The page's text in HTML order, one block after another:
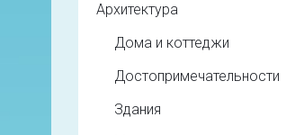
Архитектура
Дома и коттеджи
Достопримечательности
Здания